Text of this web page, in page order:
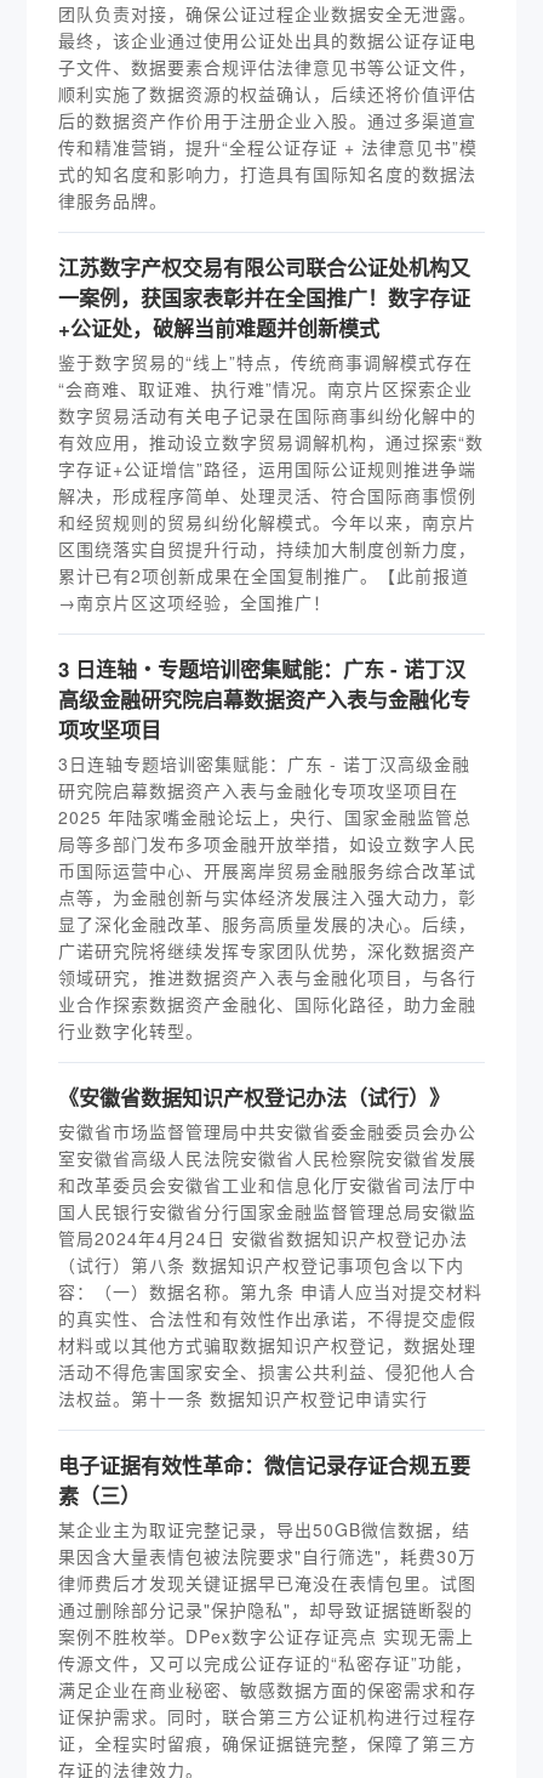
团队负责对接，确保公证过程企业数据安全无泄露。
最终，该企业通过使用公证处出具的数据公证存证电
子文件、数据要素合规评估法律意见书等公证文件，
顺利实施了数据资源的权益确认，后续还将价值评估
后的数据资产作价用于注册企业入股。通过多渠道宣
传和精准营销，提升“全程公证存证 + 法律意见书”模
式的知名度和影响力，打造具有国际知名度的数据法
律服务品牌。
江苏数字产权交易有限公司联合公证处机构又
一案例，获国家表彰并在全国推广！数字存证
+公证处，破解当前难题并创新模式
鉴于数字贸易的“线上”特点，传统商事调解模式存在
“会商难、取证难、执行难”情况。南京片区探索企业
数字贸易活动有关电子记录在国际商事纠纷化解中的
有效应用，推动设立数字贸易调解机构，通过探索“数
字存证+公证增信”路径，运用国际公证规则推进争端
解决，形成程序简单、处理灵活、符合国际商事惯例
和经贸规则的贸易纠纷化解模式。今年以来，南京片
区围绕落实自贸提升行动，持续加大制度创新力度，
累计已有2项创新成果在全国复制推广。【此前报道
→南京片区这项经验，全国推广！
3 日连轴・专题培训密集赋能：广东 - 诺丁汉
高级金融研究院启幕数据资产入表与金融化专
项攻坚项目
3日连轴专题培训密集赋能：广东 - 诺丁汉高级金融
研究院启幕数据资产入表与金融化专项攻坚项目在
2025 年陆家嘴金融论坛上，央行、国家金融监管总
局等多部门发布多项金融开放举措，如设立数字人民
币国际运营中心、开展离岸贸易金融服务综合改革试
点等，为金融创新与实体经济发展注入强大动力，彰
显了深化金融改革、服务高质量发展的决心。后续，
广诺研究院将继续发挥专家团队优势，深化数据资产
领域研究，推进数据资产入表与金融化项目，与各行
业合作探索数据资产金融化、国际化路径，助力金融
行业数字化转型。
《安徽省数据知识产权登记办法（试行）》
安徽省市场监督管理局中共安徽省委金融委员会办公
室安徽省高级人民法院安徽省人民检察院安徽省发展
和改革委员会安徽省工业和信息化厅安徽省司法厅中
国人民银行安徽省分行国家金融监督管理总局安徽监
管局2024年4月24日 安徽省数据知识产权登记办法
（试行）第八条 数据知识产权登记事项包含以下内
容：（一）数据名称。第九条 申请人应当对提交材料
的真实性、合法性和有效性作出承诺，不得提交虚假
材料或以其他方式骗取数据知识产权登记，数据处理
活动不得危害国家安全、损害公共利益、侵犯他人合
法权益。第十一条 数据知识产权登记申请实行
电子证据有效性革命：微信记录存证合规五要
素（三）
某企业主为取证完整记录，导出50GB微信数据，结
果因含大量表情包被法院要求"自行筛选"，耗费30万
律师费后才发现关键证据早已淹没在表情包里。试图
通过删除部分记录"保护隐私"，却导致证据链断裂的
案例不胜枚举。DPex数字公证存证亮点 实现无需上
传源文件，又可以完成公证存证的“私密存证”功能，
满足企业在商业秘密、敏感数据方面的保密需求和存
证保护需求。同时，联合第三方公证机构进行过程存
证，全程实时留痕，确保证据链完整，保障了第三方
存证的法律效力。